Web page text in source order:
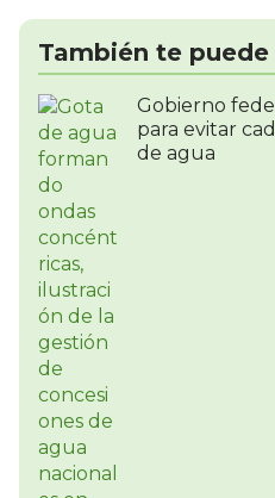
También te
Gobierno
para evitar
de agua